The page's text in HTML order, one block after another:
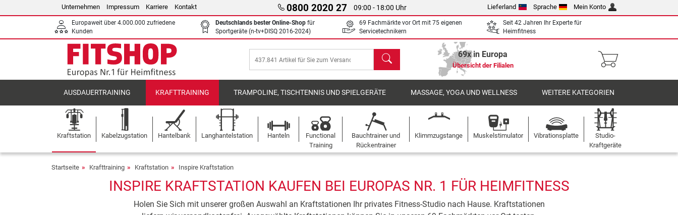
Unternehmen Impressum Karriere Kontakt 0800 2020 27 09:00 - 18:00 Uhr Lieferland Sprache Mein Konto
Europaweit über 4.000.000 zufriedene
Kunden
Deutschlands bester Online-Shop für
Sportgeräte (n-tv+DISQ 2016-2024)
69 Fachmärkte vor Ort mit 75 eigenen
Servicetechnikern
Seit 42 Jahren Ihr Experte für
Heimfitness
Suchen 69x in Europa
Übersicht der Filialen
AUSDAUERTRAINING KRAFTTRAINING TRAMPOLINE, TISCHTENNIS UND SPIELGERÄTE MASSAGE, YOGA UND WELLNESS WEITERE KATEGORIEN
Kraftstation Kabelzugstation Hantelbank Langhantelstation Hanteln
Functional
Training
Bauchtrainer und
Rückentrainer
Klimmzugstange Muskelstimulator Vibrationsplatte
Studio-
Kraftgeräte
Startseite Krafttraining Kraftstation Inspire Kraftstation
INSPIRE KRAFTSTATION KAUFEN BEI EUROPAS NR. 1 FÜR HEIMFITNESS
Holen Sie Sich mit unserer großen Auswahl an Kraftstationen Ihr privates Fitness-Studio nach Hause. Kraftstationen